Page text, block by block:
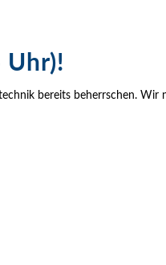
Uhr)!
bereits beherrschen. Wir